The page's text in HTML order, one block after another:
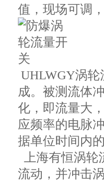
值，现场可调
UHLWGY涡
成。被测流体
化，即流量大
应频率的电脉
据单位时间内
上海有恒涡轮
流动，并冲击